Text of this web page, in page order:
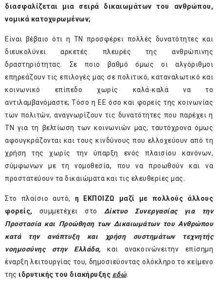
διασφαλίζεται μια σειρά δικαιωμάτων του ανθρώπου,
νομικά κατοχυρωμένων;
Είναι βέβαιο ότι η ΤΝ προσφέρει πολλές δυνατότητες και
διευκολύνει αρκετές πλευρές της ανθρώπινης
δραστηριότητας. Σε ποιο βαθμό όμως οι αλγόριθμοι
επηρεάζουν τις επιλογές μας σε πολιτικό, καταναλωτικό και
κοινωνικό επίπεδο χωρίς καλά-καλά να το
αντιλαμβανόμαστε; Τόσο η ΕΕ όσο και φορείς της κοινωνίας
των πολιτών, αναγνωρίζουν τις δυνατότητες που παρέχει η
ΤΝ για τη βελτίωση των κοινωνιών μας, ταυτόχρονα όμως
αφουγκράζονται και τους κινδύνους που ελλοχεύουν από τη
χρήση της χωρίς την ύπαρξη ενός πλαισίου κανόνων,
σύμφωνων με τη νομοθεσία, που να προωθούν και να
προστατεύουν τα δικαιώματα και τις ελευθερίες μας.
Στο πλαίσιο αυτό, η ΕΚΠΟΙΖΩ μαζί με πολλούς άλλους
φορείς, συμμετέχει στο Δίκτυο Συνεργασίας για την
Προστασία και Προώθηση των Δικαιωμάτων του Ανθρώπου
κατά την ανάπτυξη και χρήση συστημάτων τεχνητής
νοημοσύνης στην Ελλάδα, και ανακοινώνειτην επίσημη
έναρξη λειτουργίας του, δημοσιεύοντας ολόκληρο το κείμενο
της ιδρυτικής του διακήρυξης εδώ.